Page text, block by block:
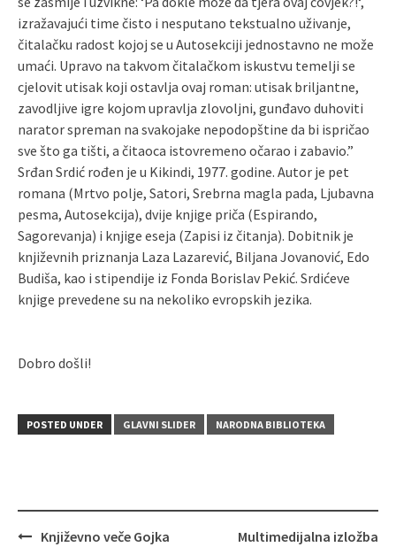
izražavajući time čisto i nesputano tekstualno uživanje,
čitalačku radost kojoj se u Autosekciji jednostavno ne može
umaći. Upravo na takvom čitalačkom iskustvu temelji se
cjelovit utisak koji ostavlja ovaj roman: utisak briljantne,
zavodljive igre kojom upravlja zlovoljni, gunđavo duhoviti
narator spreman na svakojake nepodopštine da bi ispričao
sve što ga tišti, a čitaoca istovremeno očarao i zabavio.”
Srđan Srdić rođen je u Kikindi, 1977. godine. Autor je pet
romana (Mrtvo polje, Satori, Srebrna magla pada, Ljubavna
pesma, Autosekcija), dvije knjige priča (Espirando,
Sagorevanja) i knjige eseja (Zapisi iz čitanja). Dobitnik je
književnih priznanja Laza Lazarević, Biljana Jovanović, Edo
Budiša, kao i stipendije iz Fonda Borislav Pekić. Srdićeve
knjige prevedene su na nekoliko evropskih jezika.
Dobro došli!
POSTED UNDER GLAVNI SLIDER NARODNA BIBLIOTEKA
PostKnjiževno veče Gojka
Multimedijalna izložba